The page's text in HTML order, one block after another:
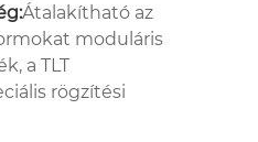
Átalakítható az
moduláris
a TLT
rögzítési